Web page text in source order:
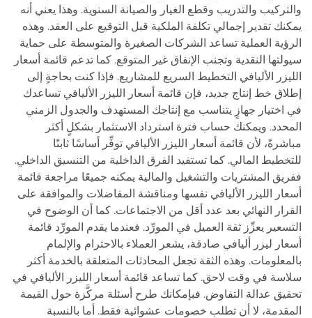
والتركيب والتدريب وقطع الغيار والصيانة السنوية. وهذا يعني أنه
يمكنك تقدير إجمالي تكلفة الملكية قبل التوقيع على العقد. وهذه
الرؤية العملية تساعد الشركات الصغيرة والمتوسطة على حماية
سيولتها النقدية وتجنب الإنفاق غير المتوقع. كما تدعم قائمة أسعار
الليزر الأليافي التخطيط السريع للمشاريع. فإذا كنت بحاجةٍ إلى
إطلاق خط إنتاج جديد، فإن قائمة أسعار الليزر الأليافي تساعدك
في اختيار جهازٍ يتناسب مع إنتاجك المستهدف والجدول الزمني
المحدد. ويمكنك حساب فترة استرداد الاستثمار بشكلٍ أكثر
مباشرةً، لأن قائمة أسعار الليزر الأليافي توفِّر أساسًا ثابتًا
للتخطيط المالي. كما تستفيد الفرق الداخلية من التنسيق الداخلي.
ففريق المشتريات والتشغيل والمالية يمكنه جميعًا مراجعة قائمة
أسعار الليزر الأليافي نفسها ومناقشة المفاضلات والموافقة على
القرار النهائي بعد عدد أقل من الاجتماعات. كما أن الوضوح في
التسعير يعزِّز ثقة العميل في المورِّد. فعندما يقدم المورِّد قائمة
أسعار ليزر أليافي صادقة، يشعر العملاء بالاحترام والإلمام
بالمعلومات. وهذه الثقة تجعل المحادثات المتعلقة بالخدمة أكثر
سلاسة في وقت لاحق. كما تساعد قائمة أسعار الليزر الأليافي في
تحقيق عدالة التفاوض. فبإمكانك طرح أسئلة مركَّزة حول القيمة
المقدمة، لا أن تطلب خصومات عشوائية فقط. أما بالنسبة